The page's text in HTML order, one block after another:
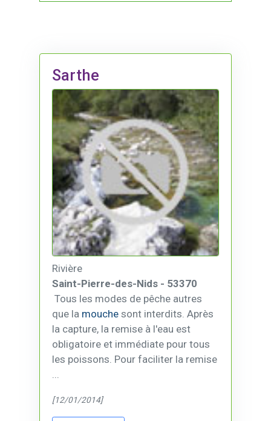
Sarthe
Rivière
Saint-Pierre-des-Nids - 53370
Tous les modes de pêche autres
que la mouche sont interdits. Après
la capture, la remise à l'eau est
obligatoire et immédiate pour tous
les poissons. Pour faciliter la remise
...
[12/01/2014]